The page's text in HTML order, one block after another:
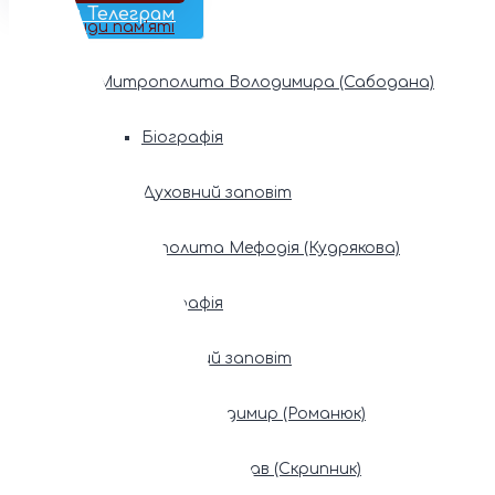
Наш Телеграм
Фонди пам’яті
Митрополита Володимира (Сабодана)
Біографія
Духовний заповіт
Митрополита Мефодія (Кудрякова)
Біографія
Духовний заповіт
Патріарх Володимир (Романюк)
Патріарх Мстислав (Скрипник)